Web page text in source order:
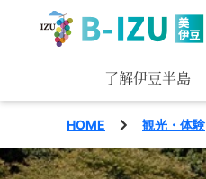
了解伊豆半島
HOME 観光・体験